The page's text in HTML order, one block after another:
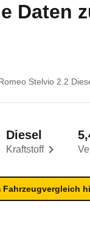
Daten
Stelvio 2.2
Kraftstoff
Diesel
Fahrzeugvergleich